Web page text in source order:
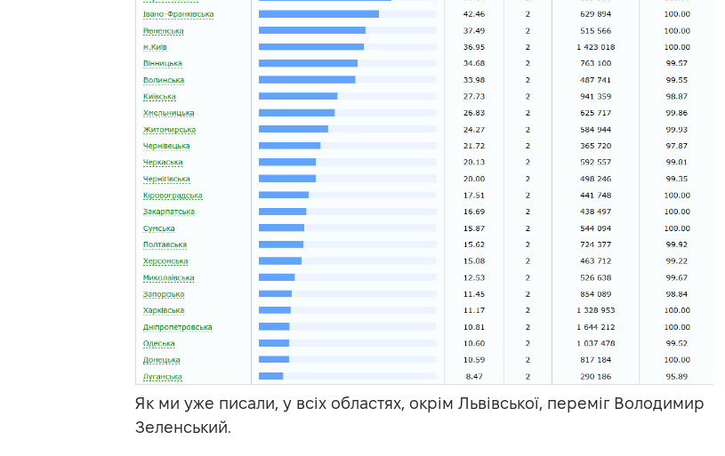
Як ми уже писали, у всіх областях, окрім Львівської, переміг Володимир
Зеленський.